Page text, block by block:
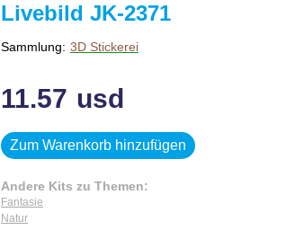
Livebild JK-2371
Sammlung: 3D Stickerei
11.57 usd
Zum Warenkorb hinzufügen
Andere Kits zu Themen:
Fantasie
Natur